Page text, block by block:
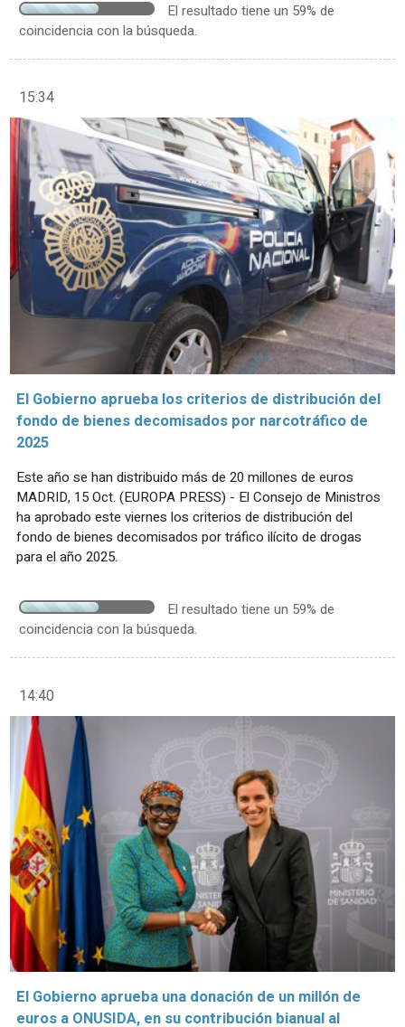
El resultado tiene un 59% de
coincidencia con la búsqueda.
15:34
El Gobierno aprueba los criterios de distribución del
fondo de bienes decomisados por narcotráfico de
2025
Este año se han distribuido más de 20 millones de euros
MADRID, 15 Oct. (EUROPA PRESS) - El Consejo de Ministros
ha aprobado este viernes los criterios de distribución del
fondo de bienes decomisados por tráfico ilícito de drogas
para el año 2025.
El resultado tiene un 59% de
coincidencia con la búsqueda.
14:40
El Gobierno aprueba una donación de un millón de
euros a ONUSIDA, en su contribución bianual al